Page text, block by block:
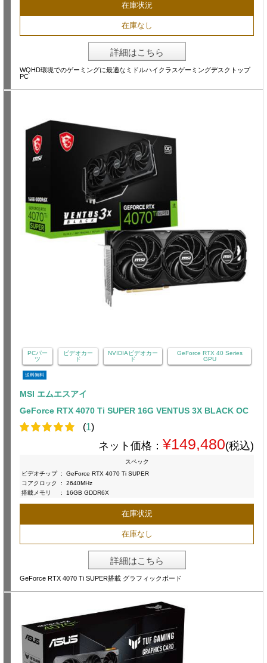
在庫状況
在庫なし
詳細はこちら
WQHD環境でのゲーミングに最適なミドルハイクラスゲーミングデスクトップ
PC
PCパー
ツ
ビデオカー
ド
NVIDIAビデオカー
ド
GeForce RTX 40 Series
GPU
送料無料
MSI エムエスアイ
GeForce RTX 4070 Ti SUPER 16G VENTUS 3X BLACK OC
(1)
ネット価格： ¥149,480(税込)
スペック
ビデオチップ :
GeForce RTX 4070 Ti SUPER
コアクロック
:
2640MHz
搭載メモリ
: 16GB GDDR6X
在庫状況
在庫なし
詳細はこちら
GeForce RTX 4070 Ti SUPER搭載 グラフィックボード